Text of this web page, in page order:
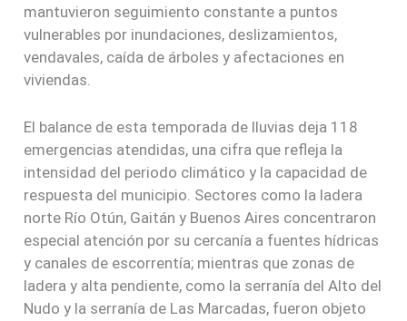
mantuvieron seguimiento constante a puntos
vulnerables por inundaciones, deslizamientos,
vendavales, caída de árboles y afectaciones en
viviendas.
El balance de esta temporada de lluvias deja 118
emergencias atendidas, una cifra que refleja la
intensidad del periodo climático y la capacidad de
respuesta del municipio. Sectores como la ladera
norte Río Otún, Gaitán y Buenos Aires concentraron
especial atención por su cercanía a fuentes hídricas
y canales de escorrentía; mientras que zonas de
ladera y alta pendiente, como la serranía del Alto del
Nudo y la serranía de Las Marcadas, fueron objeto